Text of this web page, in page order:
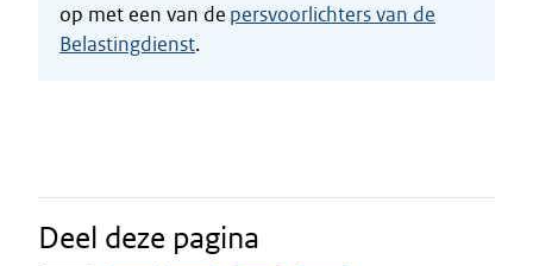
op met een van de persvoorlichters van de
Belastingdienst.
Deel deze pagina